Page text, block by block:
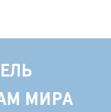
МИРА